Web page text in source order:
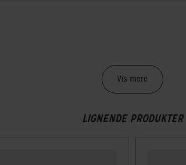
Vis mere
LIGNENDE PRODUKTER